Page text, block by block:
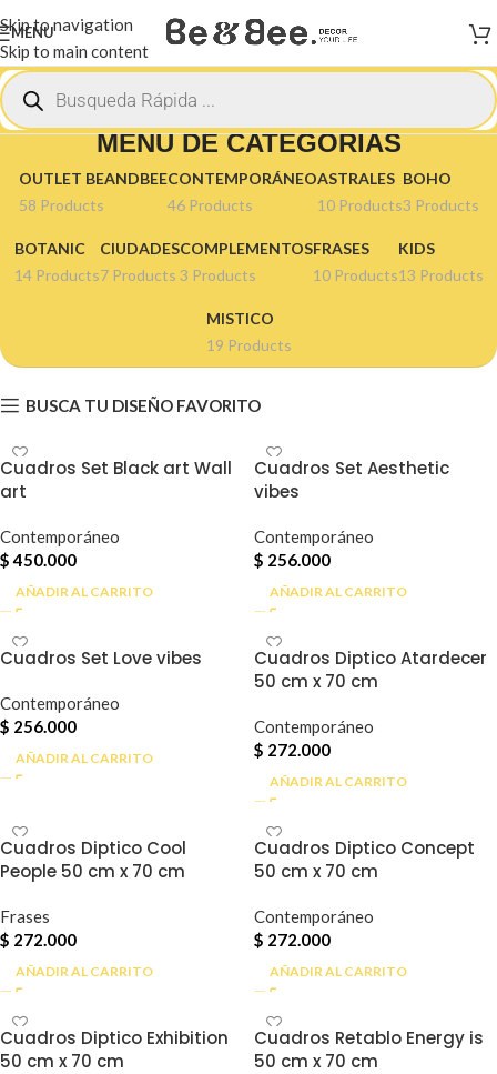
Skip to navigation
Skip to main content
MENU
MENÚ DE CATEGORÍAS
OUTLET BEANDBEE
58 Products
CONTEMPORÁNEO
46 Products
ASTRALES
10 Products
BOHO
3 Products
BOTANIC
14 Products
CIUDADES
7 Products
COMPLEMENTOS
3 Products
FRASES
10 Products
KIDS
13 Products
MISTICO
19 Products
BUSCA TU DISEÑO FAVORITO
Cuadros Set Black art Wall
art
Contemporáneo
$450.000
AÑADIR AL CARRITO
Cuadros Set Aesthetic
vibes
Contemporáneo
$ 256.000
AÑADIR AL CARRITO
Cuadros Set Love vibes
Contemporáneo
$ 256.000
AÑADIR AL CARRITO
Cuadros Diptico Atardecer
50 cm x 70 cm
Contemporáneo
$ 272.000
AÑADIR AL CARRITO
Cuadros Diptico Cool
People 50 cm x 70 cm
Frases
$ 272.000
AÑADIR AL CARRITO
Cuadros Diptico Concept
50 cm x 70 cm
Contemporáneo
$ 272.000
AÑADIR AL CARRITO
Cuadros Diptico Exhibition
50 cm x 70 cm
Cuadros Retablo Energy is
50 cm x 70 cm